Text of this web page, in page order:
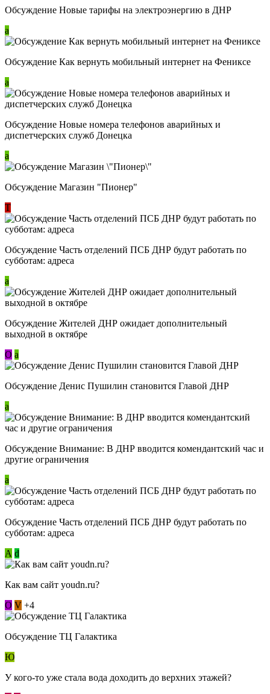
Обсуждение Новые тарифы на электроэнергию в ДНР
a
Обсуждение Как вернуть мобильный интернет на Фениксе
a
Обсуждение Новые номера телефонов аварийных и
диспетчерских служб Донецка
a
Обсуждение Магазин "Пионер"
Т
Обсуждение Часть отделений ПСБ ДНР будут работать по
субботам: адреса
a
Обсуждение Жителей ДНР ожидает дополнительный
выходной в октябре
О a
Обсуждение Денис Пушилин становится Главой ДНР
a
Обсуждение Внимание: В ДНР вводится комендантский час и
другие ограничения
a
Обсуждение Часть отделений ПСБ ДНР будут работать по
субботам: адреса
А d
Как вам сайт youdn.ru?
О V +4
Обсуждение ТЦ Галактика
Ю
У кого-то уже стала вода доходить до верхних этажей?